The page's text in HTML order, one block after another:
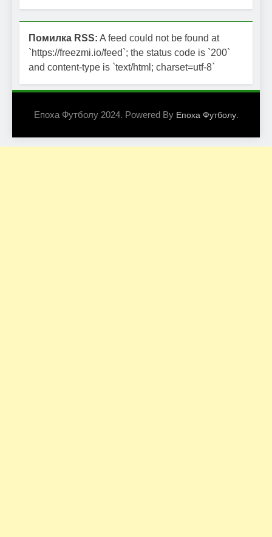
Помилка RSS: A feed could not be found at
`https://freezmi.io/feed`; the status code is `200`
and content-type is `text/html; charset=utf-8`
Епоха Футболу 2024. Powered By Епоха Футболу.